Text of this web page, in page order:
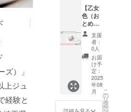
ズ）」
上ジュ
経験と
じ色味
のもの
はござ
いませ
んので
そちら
をご理
解ご了
承の上
でリ
ターン
購入を
30号か
ら選択
（オプ
ション
で必ず
選択く
ださ
い） ※
注意事
項※ 天
然石
は、カ
ラーや
4mm×1
pc
ロード
ライト
ガー
ネット
3mm×1
ア
メジス
ト
【乙女
色（お
とめい
ろ）】
あじさ
いリン
グ ■地
金：
SILVER
925（ロ
ジウム
コー
ティン
グ） ■
支援
者：
0人
お届
け予
定：
2025
年08
月
こ
の
リ
タ
ー